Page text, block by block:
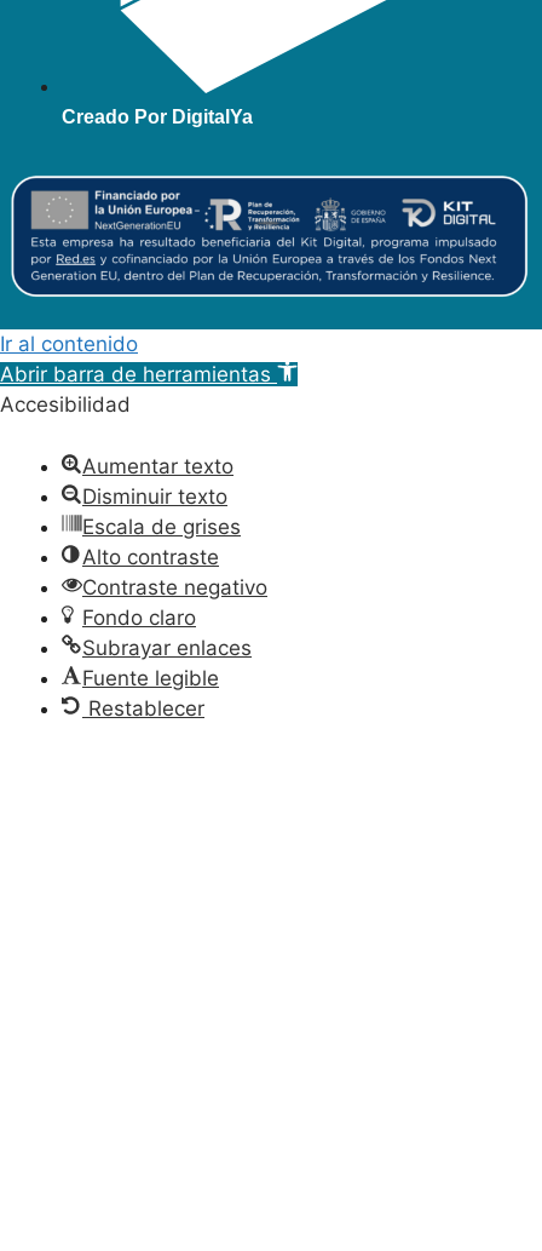
Creado Por DigitalYa
Ir al contenido
Abrir barra de herramientas
Accesibilidad
Aumentar texto
Disminuir texto
Escala de grises
Alto contraste
Contraste negativo
Fondo claro
Subrayar enlaces
Fuente legible
Restablecer